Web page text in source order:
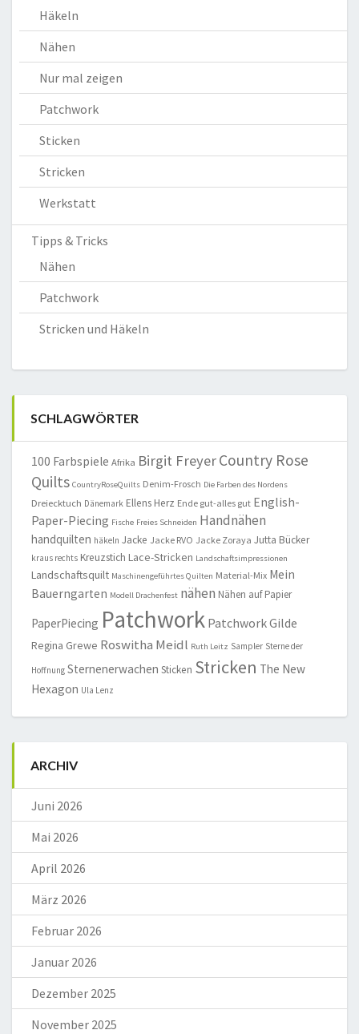
Häkeln
Nähen
Nur mal zeigen
Patchwork
Sticken
Stricken
Werkstatt
Tipps & Tricks
Nähen
Patchwork
Stricken und Häkeln
SCHLAGWÖRTER
100 Farbspiele Afrika Birgit FreyerCountry Rose
Quilts CountryRoseQuilts Denim-Frosch Die Farben des Nordens
Dreiecktuch Dänemark Ellens Herz Ende gut-alles gut English-
Paper-Piecing Fische Freies Schneiden Handnähen
handquilten häkeln Jacke Jacke RVO Jacke Zoraya Jutta Bücker
kraus rechts Kreuzstich Lace-Stricken Landschaftsimpressionen
Landschaftsquilt Maschinengeführtes Quilten Material-Mix Mein
Bauerngarten Modell Drachenfest nähen Nähen auf Papier
PaperPiecing Patchwork Patchwork Gilde
Regina Grewe Roswitha Meidl Ruth Leitz Sampler Sterne der
Hoffnung Sternenerwachen Sticken Stricken The New
Hexagon Ula Lenz
ARCHIV
Juni 2026
Mai 2026
April 2026
März 2026
Februar 2026
Januar 2026
Dezember 2025
November 2025